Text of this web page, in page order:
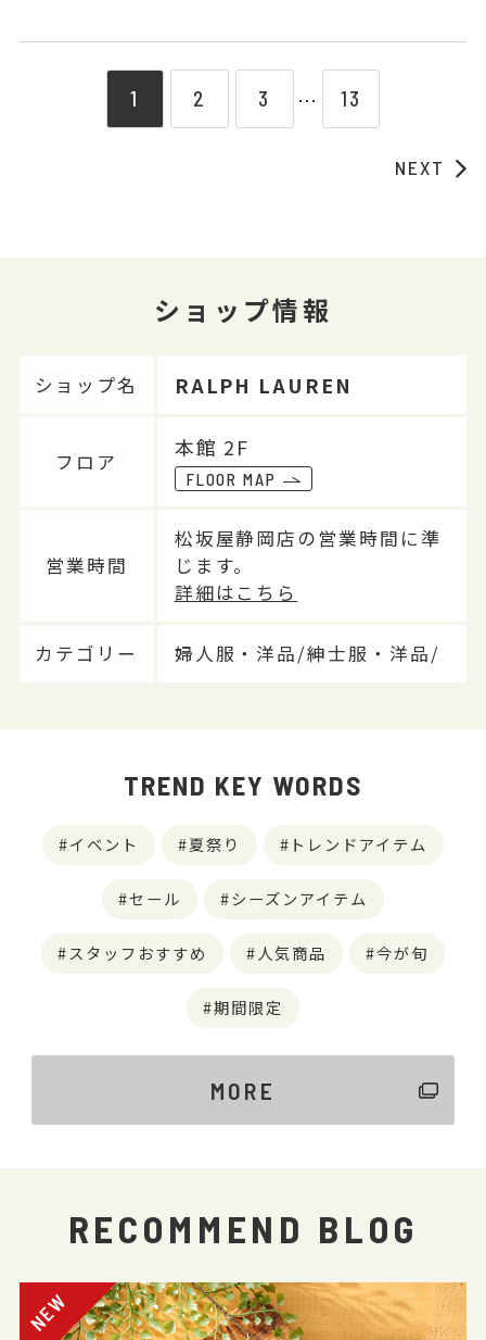
1 2 3 ⋯ 13
NEXT
ショップ情報
ショップ名 RALPH LAUREN
フロア
本館 2F
FLOOR MAP
営業時間
松坂屋静岡店の営業時間に準
じます。
詳細はこちら
カテゴリー 婦人服・洋品/紳士服・洋品/
TREND KEY WORDS
イベント 夏祭り トレンドアイテム
セール シーズンアイテム
スタッフおすすめ 人気商品 今が旬
期間限定
MORE
RECOMMEND BLOG